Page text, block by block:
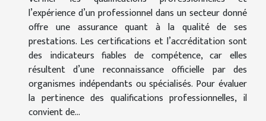
l’expérience d’un professionnel dans un secteur donné
offre une assurance quant à la qualité de ses
prestations. Les certifications et l’accréditation sont
des indicateurs fiables de compétence, car elles
résultent d’une reconnaissance officielle par des
organismes indépendants ou spécialisés. Pour évaluer
la pertinence des qualifications professionnelles, il
convient de...